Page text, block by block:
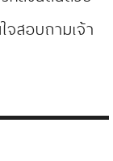
จสอบถามเจ้า